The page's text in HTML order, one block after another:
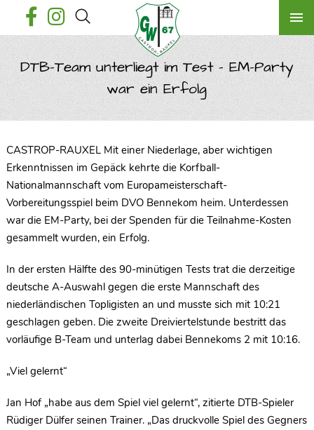
DTB-Team unterliegt im Test – EM-Party
war ein Erfolg
CASTROP-RAUXEL Mit einer Niederlage, aber wichtigen
Erkenntnissen im Gepäck kehrte die Korfball-
Nationalmannschaft vom Europameisterschaft-
Vorbereitungsspiel beim DVO Bennekom heim. Unterdessen
war die EM-Party, bei der Spenden für die Teilnahme-Kosten
gesammelt wurden, ein Erfolg.
In der ersten Hälfte des 90-minütigen Tests trat die derzeitige
deutsche A-Auswahl gegen die erste Mannschaft des
niederländischen Topligisten an und musste sich mit 10:21
geschlagen geben. Die zweite Dreiviertelstunde bestritt das
vorläufige B-Team und unterlag dabei Bennekoms 2 mit 10:16.
„Viel gelernt“
Jan Hof „habe aus dem Spiel viel gelernt“, zitierte DTB-Spieler
Rüdiger Dülfer seinen Trainer. „Das druckvolle Spiel des Gegners